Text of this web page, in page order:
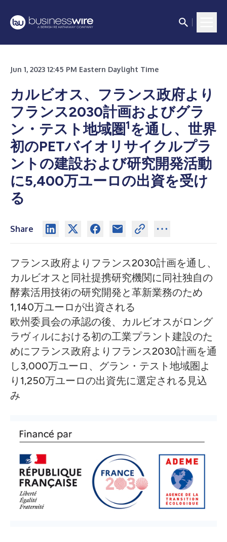
Jun 1, 2023 12:45 PM Eastern Daylight Time
カルビオス、フランス政府より
フランス2030計画およびグラ
ン・テスト地域圏 1を通し、世界
初のPETバイオリサイクルプラ
ントの建設および研究開発活動
に5,400万ユーロの出資を受け
る
Share
フランス政府よりフランス2030計画を通し、
カルビオスと同社提携研究機関に同社独自の
酵素活用技術の研究開発と革新業務のため
1,140万ユーロが出資される
欧州委員会の承認の後、カルビオスがロング
ラヴィルにおける初の工業プラント建設のた
めにフランス政府よりフランス2030計画を通
し3,000万ユーロ、グラン・テスト地域圏よ
り1,250万ユーロの出資先に選定される見込
み